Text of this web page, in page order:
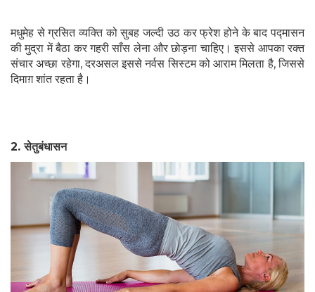
मधुमेह से ग्रसित व्यक्ति को सुबह जल्दी उठ कर फ्रेश होने के बाद पद्मासन
की मुद्रा में बैठा कर गहरी साँस लेना और छोड़ना चाहिए। इससे आपका रक्त
संचार अच्छा रहेगा, दरअसल इससे नर्वस सिस्टम को आराम मिलता है, जिससे
दिमाग़ शांत रहता है।
2.सेतुबंधासन